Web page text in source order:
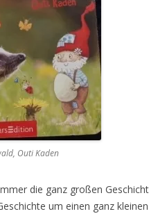
Outi Kaden
die ganz großen
um einen ganz